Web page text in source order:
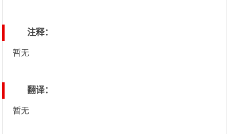
注释：
暂无
翻译：
暂无